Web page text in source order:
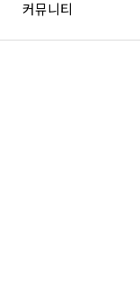
커뮤니티